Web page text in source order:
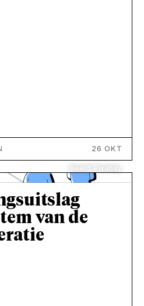
26 OKT
Beeld: Pixabay
van de